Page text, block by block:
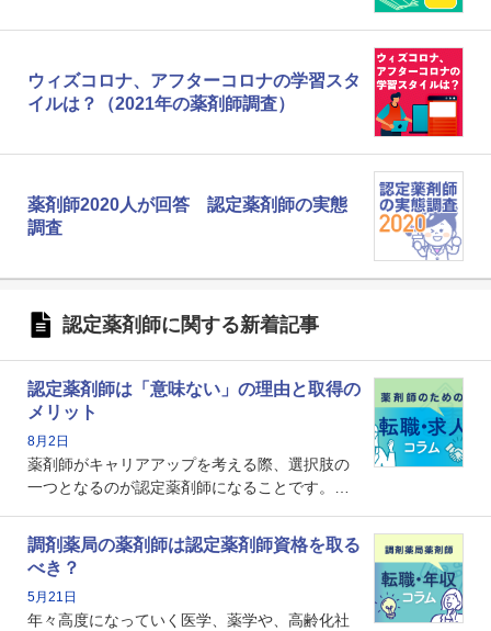
ウィズコロナ、アフターコロナの学習スタ
イルは？（2021年の薬剤師調査）
薬剤師2020人が回答 認定薬剤師の実態
調査
認定薬剤師に関する新着記事
認定薬剤師は「意味ない」の理由と取得の
メリット
8月2日
薬剤師がキャリアアップを考える際、選択肢の
一つとなるのが認定薬剤師になることです。し
という声を聞いたことがあるかもしれません。
本記事では、認定薬剤師が「意味ない」といわ
れる理由や、取得するメリット、年収・キャリ
アへの影響を解説します。
調剤薬局の薬剤師は認定薬剤師資格を取る
べき？
5月21日
年々高度になっていく医学、薬学や、高齢化社